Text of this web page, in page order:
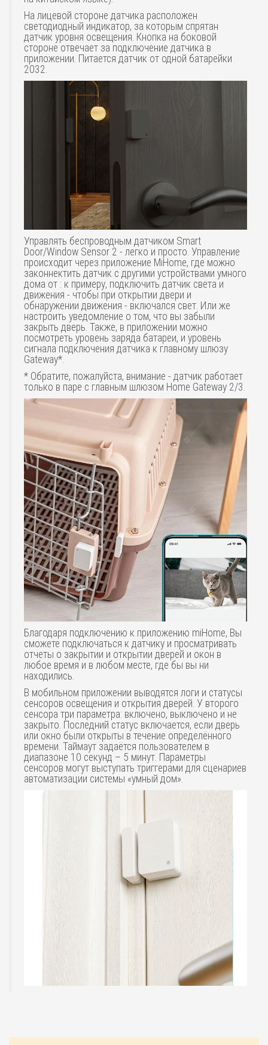
На лицевой стороне датчика расположен
светодиодный индикатор, за которым спрятан
датчик уровня освещения. Кнопка на боковой
стороне отвечает за подключение датчика в
приложении. Питается датчик от одной батарейки
2032.
Управлять беспроводным датчиком Smart
Door/Window Sensor 2 - легко и просто. Управление
происходит через приложение MiHome, где можно
законнектить датчик с другими устройствами умного
дома от : к примеру, подключить датчик света и
движения - чтобы при открытии двери и
обнаружении движения - включался свет. Или же
настроить уведомление о том, что вы забыли
закрыть дверь. Также, в приложении можно
посмотреть уровень заряда батареи, и уровень
сигнала подключения датчика к главному шлюзу
Gateway*.
* Обратите, пожалуйста, внимание - датчик работает
только в паре с главным шлюзом Home Gateway 2/3.
Благодаря подключению к приложению miHome, Вы
сможете подключаться к датчику и просматривать
отчеты о закрытии и открытии дверей и окон в
любое время и в любом месте, где бы вы ни
находились.
В мобильном приложении выводятся логи и статусы
сенсоров освещения и открытия дверей. У второго
сенсора три параметра: включено, выключено и не
закрыто. Последний статус включается, если дверь
или окно были открыты в течение определённого
времени. Таймаут задаётся пользователем в
диапазоне 10 секунд – 5 минут. Параметры
сенсоров могут выступать триггерами для сценариев
автоматизации системы «умный дом».